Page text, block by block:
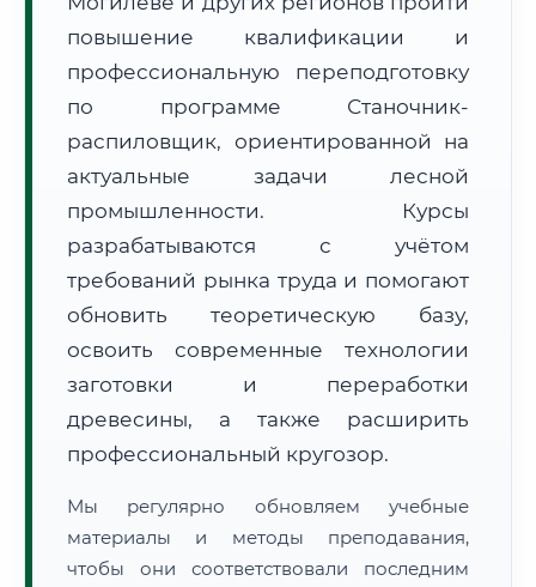
Тел. код:
+375 (222)
Почтовые индексы:
212000–212030
Часовой пояс:
UTC+3
Формат учебы:
Дистанционно
Расчет логистики оригиналов:
• Экспресс-доставка СДЭК / Почтой:
5–7 рабочих дней
📜 Документы и аккредитация
повышение квалификации и
профессиональную переподготовку
по программе Станочник-
распиловщик, ориентированной на
актуальные задачи лесной
промышленности. Курсы
разрабатываются с учётом
требований рынка труда и помогают
обновить теоретическую базу,
освоить современные технологии
заготовки и переработки
древесины, а также расширить
профессиональный кругозор.
Мы регулярно обновляем учебные
материалы и методы преподавания,
чтобы они соответствовали последним